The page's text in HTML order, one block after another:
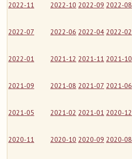
2022-11 2022-10 2022-09 2022-08
2022-07 2022-06 2022-04 2022-02
2022-01 2021-12 2021-11 2021-10
2021-09 2021-08 2021-07 2021-06
2021-05 2021-02 2021-01 2020-12
2020-11 2020-10 2020-09 2020-08